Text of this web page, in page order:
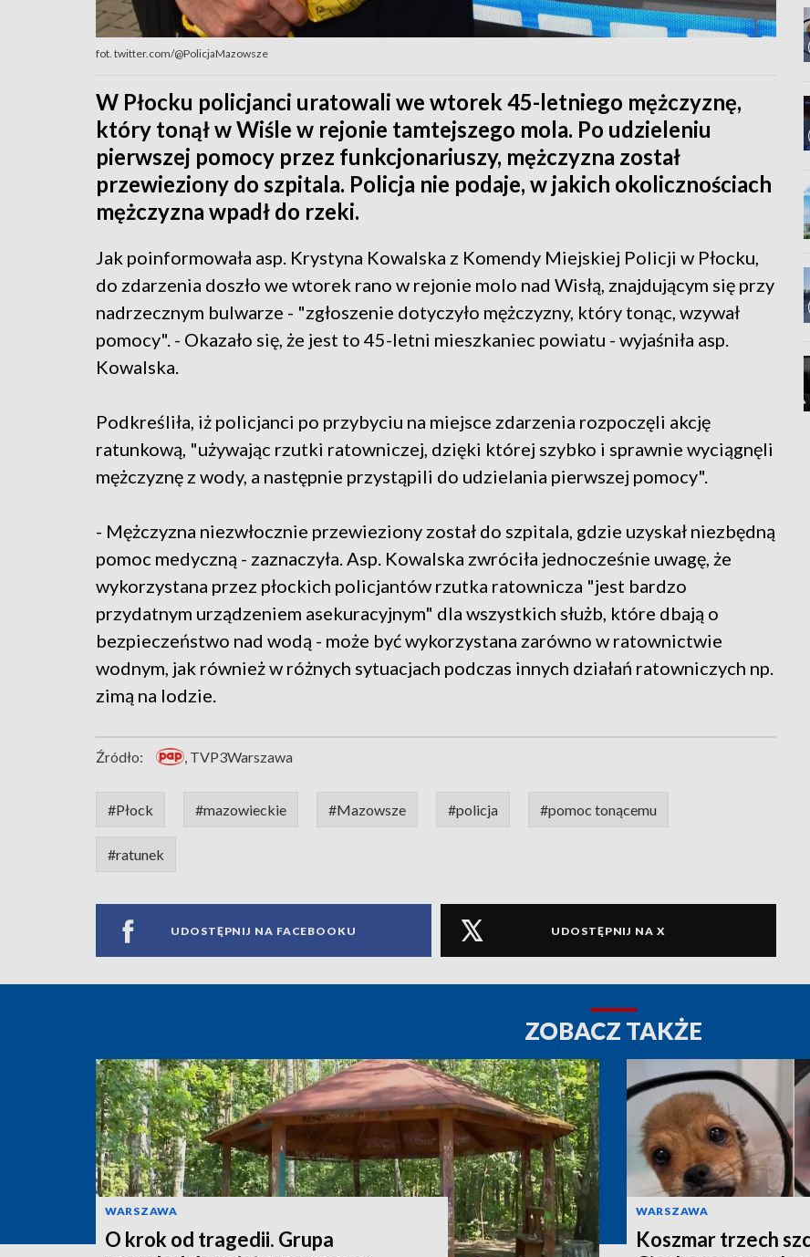
fot. twitter.com/@PolicjaMazowsze
W Płocku policjanci uratowali we wtorek 45-letniego mężczyznę,
który tonął w Wiśle w rejonie tamtejszego mola. Po udzieleniu
pierwszej pomocy przez funkcjonariuszy, mężczyzna został
przewieziony do szpitala. Policja nie podaje, w jakich okolicznościach
mężczyzna wpadł do rzeki.
Jak poinformowała asp. Krystyna Kowalska z Komendy Miejskiej Policji w Płocku,
do zdarzenia doszło we wtorek rano w rejonie molo nad Wisłą, znajdującym się przy
nadrzecznym bulwarze - "zgłoszenie dotyczyło mężczyzny, który tonąc, wzywał
pomocy". - Okazało się, że jest to 45-letni mieszkaniec powiatu - wyjaśniła asp.
Kowalska.
Podkreśliła, iż policjanci po przybyciu na miejsce zdarzenia rozpoczęli akcję
ratunkową, "używając rzutki ratowniczej, dzięki której szybko i sprawnie wyciągnęli
mężczyznę z wody, a następnie przystąpili do udzielania pierwszej pomocy".
- Mężczyzna niezwłocznie przewieziony został do szpitala, gdzie uzyskał niezbędną
pomoc medyczną - zaznaczyła. Asp. Kowalska zwróciła jednocześnie uwagę, że
wykorzystana przez płockich policjantów rzutka ratownicza "jest bardzo
przydatnym urządzeniem asekuracyjnym" dla wszystkich służb, które dbają o
bezpieczeństwo nad wodą - może być wykorzystana zarówno w ratownictwie
wodnym, jak również w różnych sytuacjach podczas innych działań ratowniczych np.
zimą na lodzie.
Źródło: , TVP3Warszawa
#Płock #mazowieckie #Mazowsze #policja #pomoc tonącemu
#ratunek
UDOSTĘPNIJ NA FACEBOOKU UDOSTĘPNIJ NA X
ZOBACZ TAKŻE
WARSZAWA
O krok od tragedii. Grupa
WARSZAWA
Koszmar trzech